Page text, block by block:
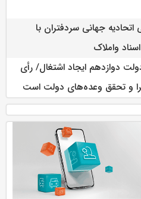
اتحادیه جهانی سردفتران با
واملاک
دوازدهم ایجاد اشتغال/ رأی
و تحقق وعده‌های دولت است